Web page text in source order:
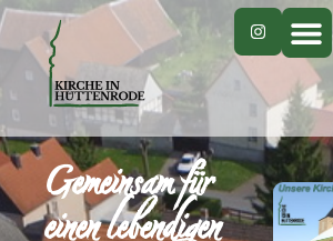
Gemeinsam für